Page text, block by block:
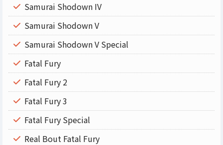
Samurai Shodown IV
Samurai Shodown V
Samurai Shodown V Special
Fatal Fury
Fatal Fury 2
Fatal Fury 3
Fatal Fury Special
Real Bout Fatal Fury